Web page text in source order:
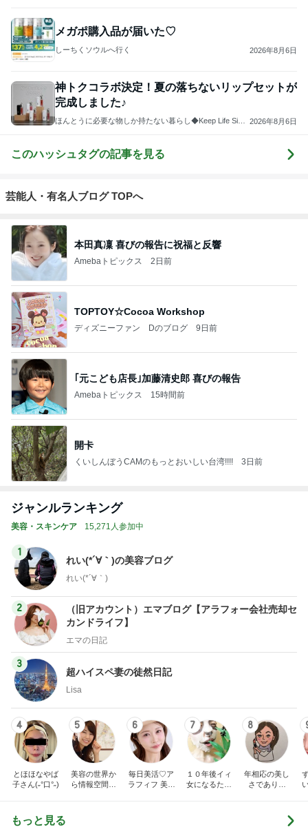
メガポ購入品が届いた♡
しーちくソウルへ行く 2026年8月6日
神トクコラボ決定！夏の落ちないリップセットが
完成しました♪
ほんとうに必要な物しか持たない暮らし◆Keep Life Simpl 2026年8月6日
このハッシュタグの記事を見る
芸能人・有名人ブログ TOPへ
本田真凜 喜びの報告に祝福と反響
Amebaトピックス 2日前
TOPTOY☆Cocoa Workshop
ディズニーファン Dのブログ 9日前
｢元こども店長｣加藤清史郎 喜びの報告
Amebaトピックス 15時間前
開卡
くいしんぼうCAMのもっとおいしい台湾!!!! 3日前
ジャンルランキング
美容・スキンケア 15,271人参加中
1
れい(*´∀｀)の美容ブログ
れい(*´∀｀)
2
（旧アカウント）エマブログ【アラフォー会社売却セ
カンドライフ】
エマの日記
3
超ハイスペ妻の徒然日記
Lisa
4
とほほなやば
子さん(˶°口°˶)
5
美容の世界か
ら情報空間の
6
毎日美活♡ア
ラフィフ 美容
7
１０年後イィ
女になるため
8
年相応の美し
さでありた
もっと見る